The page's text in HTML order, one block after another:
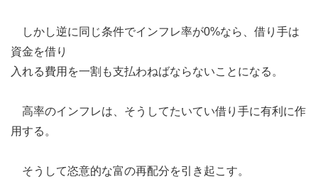
しかし逆に同じ条件でインフレ率が0%なら、借り手は
資金を借り
入れる費用を一割も支払わねばならないことになる。
高率のインフレは、そうしてたいてい借り手に有利に作
用する。
そうして恣意的な富の再配分を引き起こす。